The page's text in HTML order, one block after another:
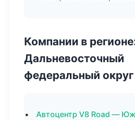
Компании в
Дальневосточный
федеральный округ
Автоцентр V8 Road —